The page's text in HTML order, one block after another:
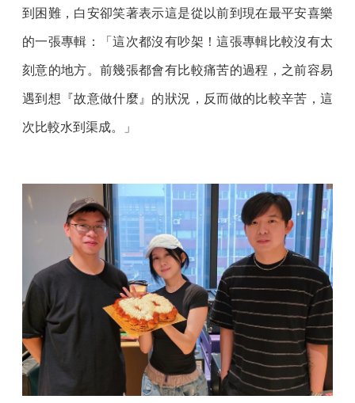
到困難，白安卻笑著表示這是從以前到現在最平安喜樂
的一張專輯：「這次都沒有吵架！這張專輯比較沒有太
刻意的地方。前幾張都會有比較痛苦的過程，之前容易
遇到想『故意做什麼』的狀況，反而做的比較辛苦，這
次比較水到渠成。」